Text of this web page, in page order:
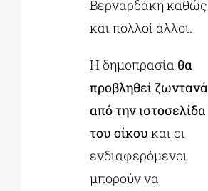
Βερναρδάκη καθώς
και πολλοί άλλοι.
Η δημοπρασία θα
προβληθεί ζωντανά
από την ιστοσελίδα
του οίκου και οι
ενδιαφερόμενοι
μπορούν να